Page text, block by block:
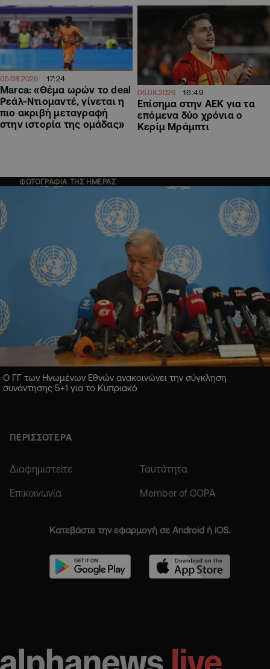
05.08.2026 17:24
Marca: «Θέμα ωρών το deal
Ρεάλ-Ντιομαντέ, γίνεται η
πιο ακριβή μεταγραφή
στην ιστορία της ομάδας»
05.08.2026 16:49
Επίσημα στην ΑΕΚ για τα
επόμενα δύο χρόνια ο
Κερίμ Μράμπτι
ΦΩΤΟΓΡΑΦΙΑ ΤΗΣ ΗΜΕΡΑΣ
Ο ΓΓ των Ηνωμένων Εθνών ανακοινώνει την σύγκληση
συνάντησης 5+1 για το Κυπριακό
ΠΕΡΙΣΣΟΤΕΡΑ
Διαφημιστείτε Ταυτότητα
Επικοινωνία Member of COPA
Κατεβάστε την εφαρμογή σε Android ή iOS.